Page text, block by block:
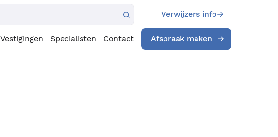
Verwijzers info
Vestigingen Specialisten Contact Afspraak maken